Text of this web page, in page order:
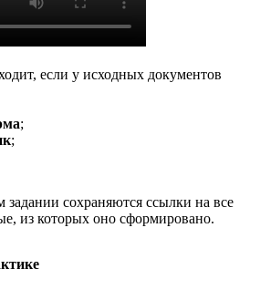
если у исходных документов
;
;
сохраняются ссылки на все
из которых оно сформировано.